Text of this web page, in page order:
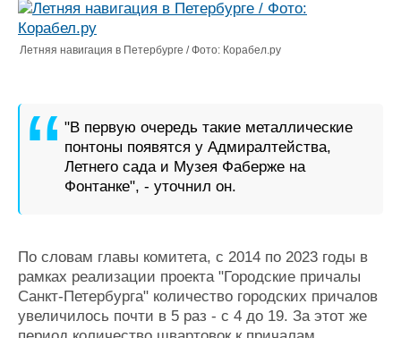
Конференции
Флот
Все службы
Летняя навигация в Петербурге / Фото: Корабел.ру
"В первую очередь такие металлические
понтоны появятся у Адмиралтейства,
Летнего сада и Музея Фаберже на
Фонтанке", - уточнил он.
По словам главы комитета, с 2014 по 2023 годы в
рамках реализации проекта "Городские причалы
Санкт-Петербурга" количество городских причалов
увеличилось почти в 5 раз - с 4 до 19. За этот же